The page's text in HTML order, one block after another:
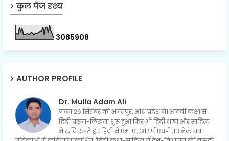
कुल पेज दृश्य
3085908
AUTHOR PROFILE
Dr. Mulla Adam Ali
जन्म 26 सितंबर को अनंतपुर, आंध्र प्रदेश में। आठवीं कक्षा से
हिंदी पढ़ना-लिखना शुरू हुआ फिर भी हिंदी भाषा और साहित्य
में रुचि रखते हुए हिंदी में एम. ए., और पीएचडी.,। अनेक पत्र-